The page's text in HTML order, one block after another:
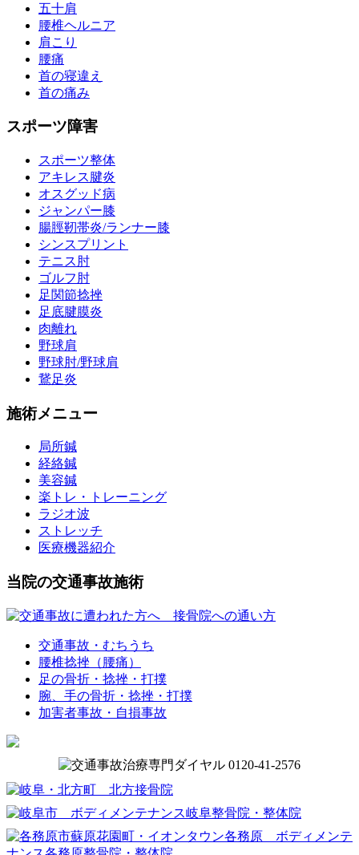
五十肩
腰椎ヘルニア
肩こり
腰痛
首の寝違え
首の痛み
スポーツ障害
スポーツ整体
アキレス腱炎
オスグッド病
ジャンパー膝
腸脛靭帯炎/ランナー膝
シンスプリント
テニス肘
ゴルフ肘
足関節捻挫
足底腱膜炎
肉離れ
野球肩
野球肘/野球肩
鵞足炎
施術メニュー
局所鍼
経絡鍼
美容鍼
楽トレ・トレーニング
ラジオ波
ストレッチ
医療機器紹介
当院の交通事故施術
交通事故・むちうち
腰椎捻挫（腰痛）
足の骨折・捻挫・打撲
腕、手の骨折・捻挫・打撲
加害者事故・自損事故